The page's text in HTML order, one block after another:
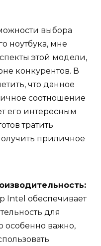
выбора
ноутбука, мне
этой модели,
конкурентов. В
что данное
соотношение
его интересным
тратить
приличное
Intel обеспечивает
для
особенно важно,